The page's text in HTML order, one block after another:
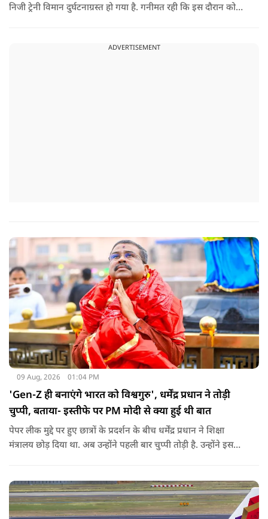
निजी ट्रेनी विमान दुर्घटनाग्रस्त हो गया है. गनीमत रही कि इस दौरान कोई
ADVERTISEMENT
09 Aug, 2026 01:04 PM
'Gen-Z ही बनाएंगे भारत को विश्वगुरु', धर्मेंद्र प्रधान ने तोड़ी
चुप्पी, बताया- इस्तीफे पर PM मोदी से क्या हुई थी बात
पेपर लीक मुद्दे पर हुए छात्रों के प्रदर्शन के बीच धर्मेंद्र प्रधान ने शिक्षा
मंत्रालय छोड़ दिया था. अब उन्होंने पहली बार चुप्पी तोड़ी है. उन्होंने इस